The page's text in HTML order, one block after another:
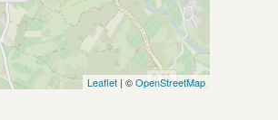
Leaflet | ©OpenStreetMap